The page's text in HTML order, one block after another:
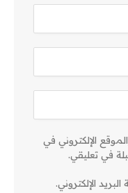
الإلكتروني في
في تعليقي.
الإلكتروني.